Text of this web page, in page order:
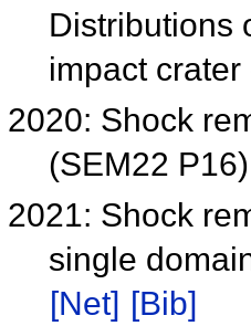
Distributions
impact
2020: Shock
(SEM22 P16)
2021: Shock
single
[Net] [Bib]